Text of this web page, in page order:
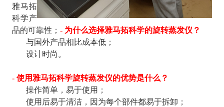
雅马拓
科学产
品的可靠性； - 为什么选择雅马拓科学的旋转蒸发仪？
与国外产品相比成本低；
设计时尚。
- 使用雅马拓科学旋转蒸发仪的优势是什么？
操作简单，易于使用；
使用后易于清洁，因为每个部件都易于拆卸；